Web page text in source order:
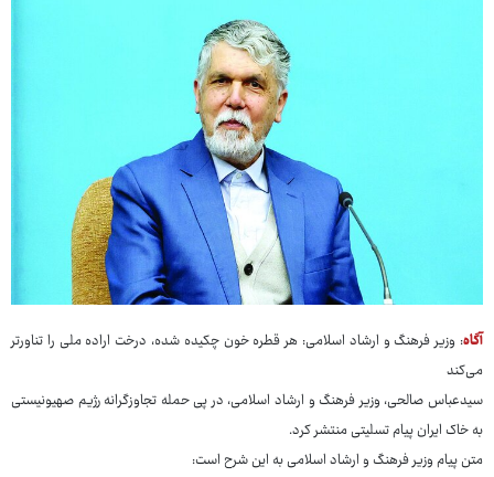
آگاه: وزیر فرهنگ و ارشاد اسلامی: هر قطره خون چکیده شده، درخت اراده ملی را تناورتر
می‌کند
سیدعباس صالحی، وزیر فرهنگ و ارشاد اسلامی، در پی حمله تجاوزگرانه رژیم صهیونیستی
به خاک ایران پیام تسلیتی منتشر کرد.
متن پیام وزیر فرهنگ و ارشاد اسلامی به این شرح است: